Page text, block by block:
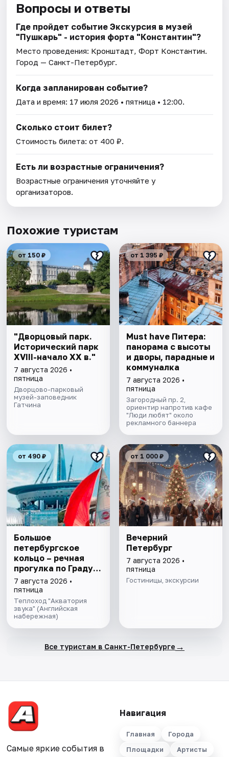
Вопросы и ответы
Где пройдет событие Экскурсия в музей
"Пушкарь" - история форта "Константин"?
Место проведения: Кронштадт, Форт Константин.
Город — Санкт-Петербург.
Когда запланирован событие?
Дата и время: 17 июля 2026 • пятница • 12:00.
Сколько стоит билет?
Стоимость билета: от 400 ₽.
Есть ли возрастные ограничения?
Возрастные ограничения уточняйте у
организаторов.
Похожие туристам
от 150 ₽
"Дворцовый парк.
Исторический парк
XVIII-начало XX в."
7 августа 2026 •
пятница
Дворцово-парковый
музей-заповедник
Гатчина
от 1 395 ₽
Must have Питера:
панорама с высоты
и дворы, парадные и
коммуналка
7 августа 2026 •
пятница
Загородный пр. 2,
ориентир напротив кафе
"Люди любят" около
рекламного баннера
от 490 ₽
Большое
петербургское
кольцо – речная
прогулка пo Граду
на Неве с
авторской
экскурсией и живой
музыкой в тёплом
салоне теплохода
7 августа 2026 •
пятница
Теплоход "Акватория
звука" (Английская
набережная)
от 1 000 ₽
Вечерний
Петербург
7 августа 2026 •
пятница
Гостиницы, экскурсии
Все туристам в Санкт-Петербурге →
Самые яркие события в
Навигация
Главная
Города
Площадки
Артисты